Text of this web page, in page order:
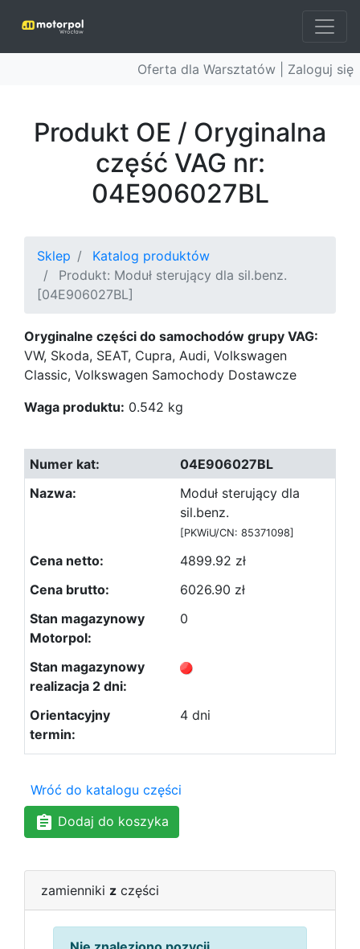
Oferta dla Warsztatów | Zaloguj się
Produkt OE / Oryginalna
część VAG nr:
04E906027BL
Sklep
Katalog produktów
Produkt: Moduł sterujący dla sil.benz.
[04E906027BL]
Oryginalne części do samochodów grupy VAG:
VW, Skoda, SEAT, Cupra, Audi, Volkswagen
Classic, Volkswagen Samochody Dostawcze
Waga produktu: 0.542 kg
04E906027BL
Moduł sterujący dla
sil.benz.
[PKWiU/CN: 85371098]
4899.92 zł
6026.90 zł
0
4 dni
Wróć do katalogu części
Dodaj do koszyka
zamienniki z części